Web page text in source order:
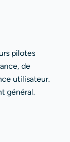
pilotes
de
utilisateur.
général.